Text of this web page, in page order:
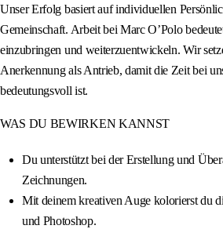
Unser Erfolg basiert auf individuellen
Gemeinschaft. Arbeit bei Marc O’Polo
einzubringen und weiterzuentwickeln. Wir
Anerkennung als Antrieb, damit die Zeit bei
bedeutungsvoll ist.
WAS DU BEWIRKEN KANNST
Du unterstützt bei der Erstellung und
Zeichnungen.
Mit deinem kreativen Auge kolorierst du
und Photoshop.